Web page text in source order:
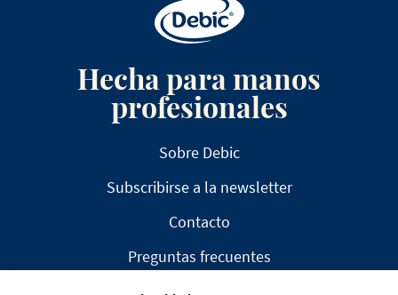
Hecha para manos
profesionales
Sobre Debic
Subscribirse a la newsletter
Contacto
Preguntas frecuentes